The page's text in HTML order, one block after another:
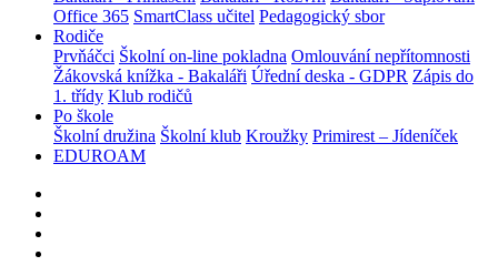
Office 365 SmartClass učitel Pedagogický sbor
Rodiče
Prvňáčci Školní on-line pokladna Omlouvání nepřítomnosti
Žákovská knížka - Bakaláři Úřední deska - GDPR Zápis do
1. třídy Klub rodičů
Po škole
Školní družina Školní klub Kroužky Primirest – Jídeníček
EDUROAM